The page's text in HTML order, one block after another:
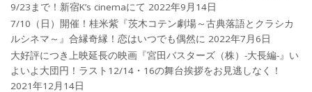
9/23まで！新宿K’s cinemaにて 2022年9月14日
7/10（日）開催！桂米紫『茨木コテン劇場～古典落語とクラシカ
ルシネマ～』合縁奇縁！恋はいつでも偶然に 2022年7月6日
大好評につき上映延長の映画『宮田バスターズ（株）-大長編-』い
よいよ大団円！ラスト12/14・16の舞台挨拶をお見逃しなく！
2021年12月14日